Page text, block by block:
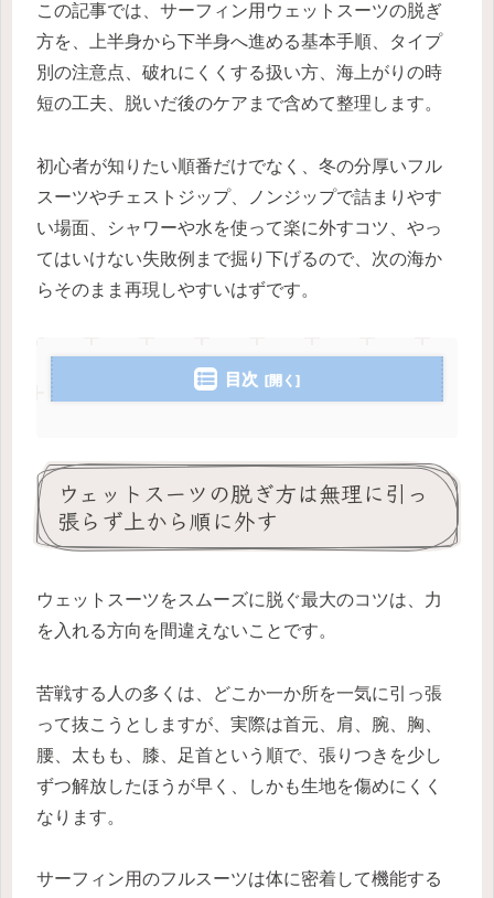
この記事では、サーフィン用ウェットスーツの脱ぎ
方を、上半身から下半身へ進める基本手順、タイプ
別の注意点、破れにくくする扱い方、海上がりの時
短の工夫、脱いだ後のケアまで含めて整理します。
初心者が知りたい順番だけでなく、冬の分厚いフル
スーツやチェストジップ、ノンジップで詰まりやす
い場面、シャワーや水を使って楽に外すコツ、やっ
てはいけない失敗例まで掘り下げるので、次の海か
らそのまま再現しやすいはずです。
目次
ウェットスーツの脱ぎ方は無理に引っ
張らず上から順に外す
ウェットスーツをスムーズに脱ぐ最大のコツは、力
を入れる方向を間違えないことです。
苦戦する人の多くは、どこか一か所を一気に引っ張
って抜こうとしますが、実際は首元、肩、腕、胸、
腰、太もも、膝、足首という順で、張りつきを少し
ずつ解放したほうが早く、しかも生地を傷めにくく
なります。
サーフィン用のフルスーツは体に密着して機能する